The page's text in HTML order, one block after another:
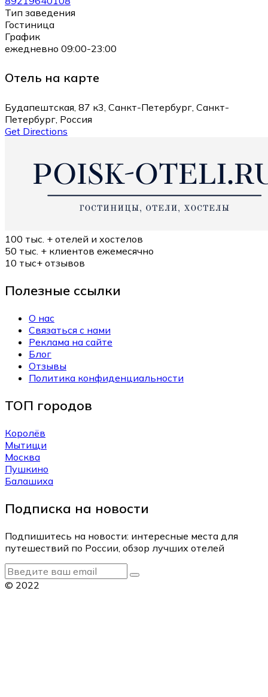
Тип заведения
Гостиница
График
ежедневно 09:00-23:00
Отель на карте
Будапештская, 87 к3, Санкт-Петербург, Санкт-
Петербург, Россия
Get Directions
100 тыс. + отелей и хостелов
50 тыс. + клиентов ежемесячно
10 тыс+ отзывов
Полезные ссылки
О нас
Связаться с нами
Реклама на сайте
Блог
Отзывы
Политика конфиденциальности
ТОП городов
Королёв
Мытищи
Москва
Пушкино
Балашиха
Подписка на новости
Подпишитесь на новости: интересные места для
путешествий по России, обзор лучших отелей
© 2022